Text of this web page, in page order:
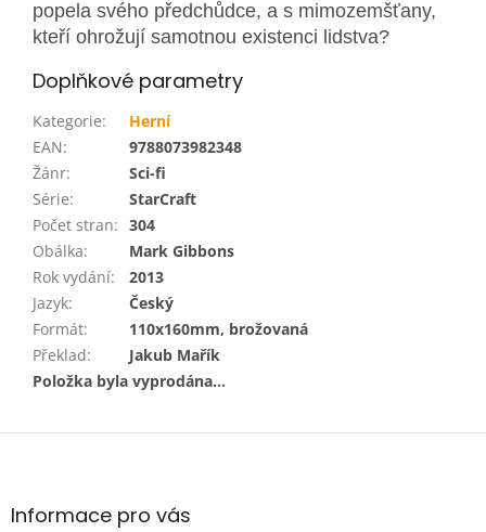
popela svého předchůdce, a s mimozemšťany,
kteří ohrožují samotnou existenci lidstva?
Doplňkové parametry
Kategorie:
Herní
EAN:
9788073982348
Žánr:
Sci-fi
Série:
StarCraft
Počet stran: 304
Obálka:
Mark Gibbons
Rok vydání:
2013
Jazyk:
Český
Formát:
110x160mm, brožovaná
Překlad:
Jakub Mařík
Položka byla vyprodána…
Z
aInformace pro vás